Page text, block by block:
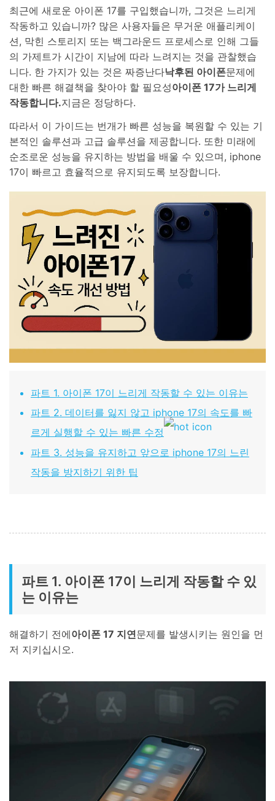
최근에 새로운 아이폰 17를 구입했습니까, 그것은 느리게
작동하고 있습니까? 많은 사용자들은 무거운 애플리케이
션, 막힌 스토리지 또는 백그라운드 프로세스로 인해 그들
의 가제트가 시간이 지남에 따라 느려지는 것을 관찰했습
니다. 한 가지가 있는 것은 짜증난다낙후된 아이폰문제에
대한 빠른 해결책을 찾아야 할 필요성아이폰 17가 느리게
작동합니다.지금은 정당하다.
따라서 이 가이드는 번개가 빠른 성능을 복원할 수 있는 기
본적인 솔루션과 고급 솔루션을 제공합니다. 또한 미래에
순조로운 성능을 유지하는 방법을 배울 수 있으며, iphone
17이 빠르고 효율적으로 유지되도록 보장합니다.
파트 1. 아이폰 17이 느리게 작동할 수 있는 이유는
파트 2. 데이터를 잃지 않고 iphone 17의 속도를 빠
르게 실행할 수 있는 빠른 수정
파트 3. 성능을 유지하고 앞으로 iphone 17의 느린
작동을 방지하기 위한 팁
파트 1. 아이폰 17이 느리게 작동할 수 있
는 이유는
해결하기 전에아이폰 17 지연문제를 발생시키는 원인을 먼
저 지키십시오.